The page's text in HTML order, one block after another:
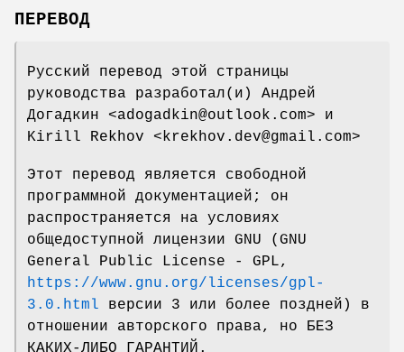
ПЕРЕВОД
Русский перевод этой страницы
руководства разработал(и) Андрей
Догадкин <adogadkin@outlook.com> и
Kirill Rekhov <krekhov.dev@gmail.com>
Этот перевод является свободной
программной документацией; он
распространяется на условиях
общедоступной лицензии GNU (GNU
General Public License - GPL,
https://www.gnu.org/licenses/gpl-
3.0.html версии 3 или более поздней) в
отношении авторского права, но БЕЗ
КАКИХ-ЛИБО ГАРАНТИЙ.